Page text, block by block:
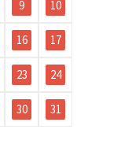
9 10
16 17
23 24
30 31